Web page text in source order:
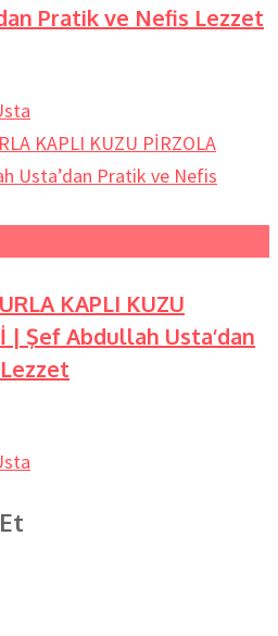
Pratik ve Nefis Lezzet
KAPLI KUZU
| Şef Abdullah Usta’dan